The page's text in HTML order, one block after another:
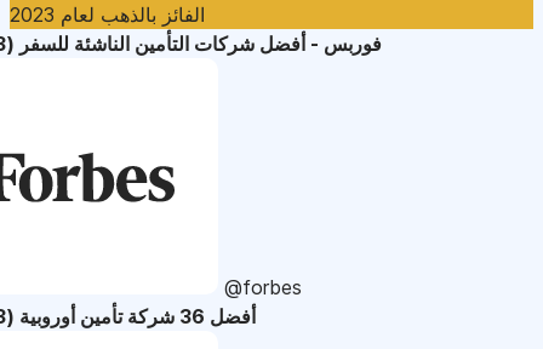
الفائز بالذهب لعام 2023
فوربس - أفضل شركات التأمين الناشئة للسفر (2023)
@forbes
أفضل 36 شركة تأمين أوروبية (2023)